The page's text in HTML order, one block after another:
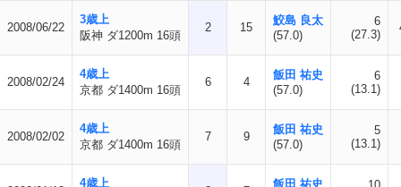
2008/06/22
3歳上
阪神 ダ1200m 16頭
2 15
鮫島 良太
(57.0)
6
(27.3)
2008/02/24
4歳上
京都 ダ1400m 16頭
6 4
飯田 祐史
(57.0)
6
(13.1)
2008/02/02
4歳上
京都 ダ1400m 16頭
7 9
飯田 祐史
(57.0)
5
(13.1)
4歳上
飯田 祐史